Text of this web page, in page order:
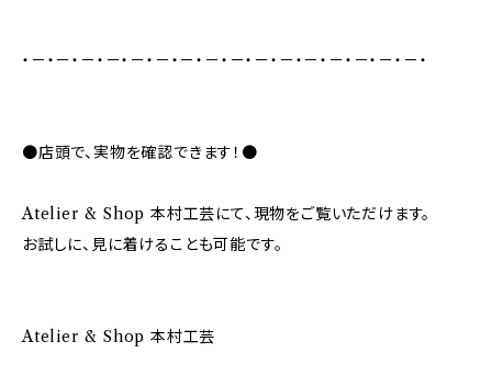
・－・－・－・－・－・－・－・－・－・－・－・－・－・－・－・－・
●店頭で、実物を確認できます！●
Atelier & Shop 本村工芸にて、現物をご覧いただけます。
お試しに、見に着けることも可能です。
Atelier & Shop 本村工芸